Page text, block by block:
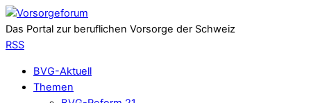
Das Portal zur beruflichen Vorsorge der Schweiz
RSS
BVG-Aktuell
Themen